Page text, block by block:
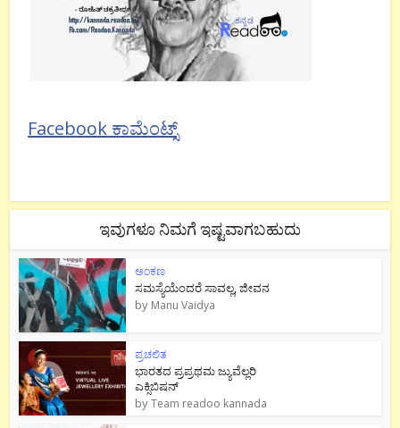
Facebook ಕಾಮೆಂಟ್ಸ್
ಇವುಗಳೂ ನಿಮಗೆ ಇಷ್ಟವಾಗಬಹುದು
ಅಂಕಣ
ಸಮಸ್ಯೆಯೆಂದರೆ ಸಾವಲ್ಲ, ಜೀವನ
by Manu Vaidya
ಪ್ರಚಲಿತ
ಭಾರತದ ಪ್ರಪ್ರಥಮ ಜ್ಯುವೆಲ್ಲರಿ
ಎಕ್ಸಿಬಿಷನ್
byTeam readoo kannada